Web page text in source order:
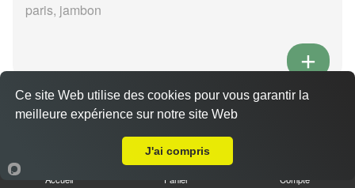
paris, jambon
Pizza 4 fromages senior
11.00 €
Accueil Panier Compte
Ce site Web utilise des cookies pour vous garantir la
meilleure expérience sur notre site Web
J'ai compris